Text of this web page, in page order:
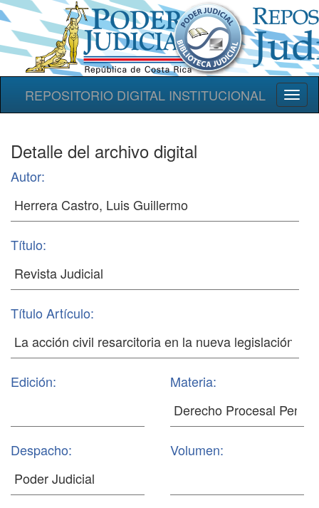
REPOSITORIO DIGITAL INSTITUCIONAL
Detalle del archivo digital
Autor:
Título:
Título Artículo:
Edición: Materia:
Despacho: Volumen: